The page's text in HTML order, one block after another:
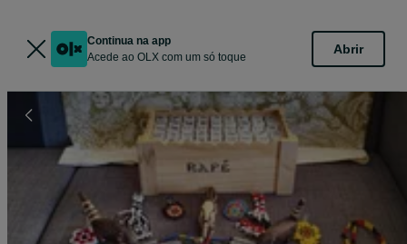
Continua na app
Acede ao OLX com um só toque
Abrir